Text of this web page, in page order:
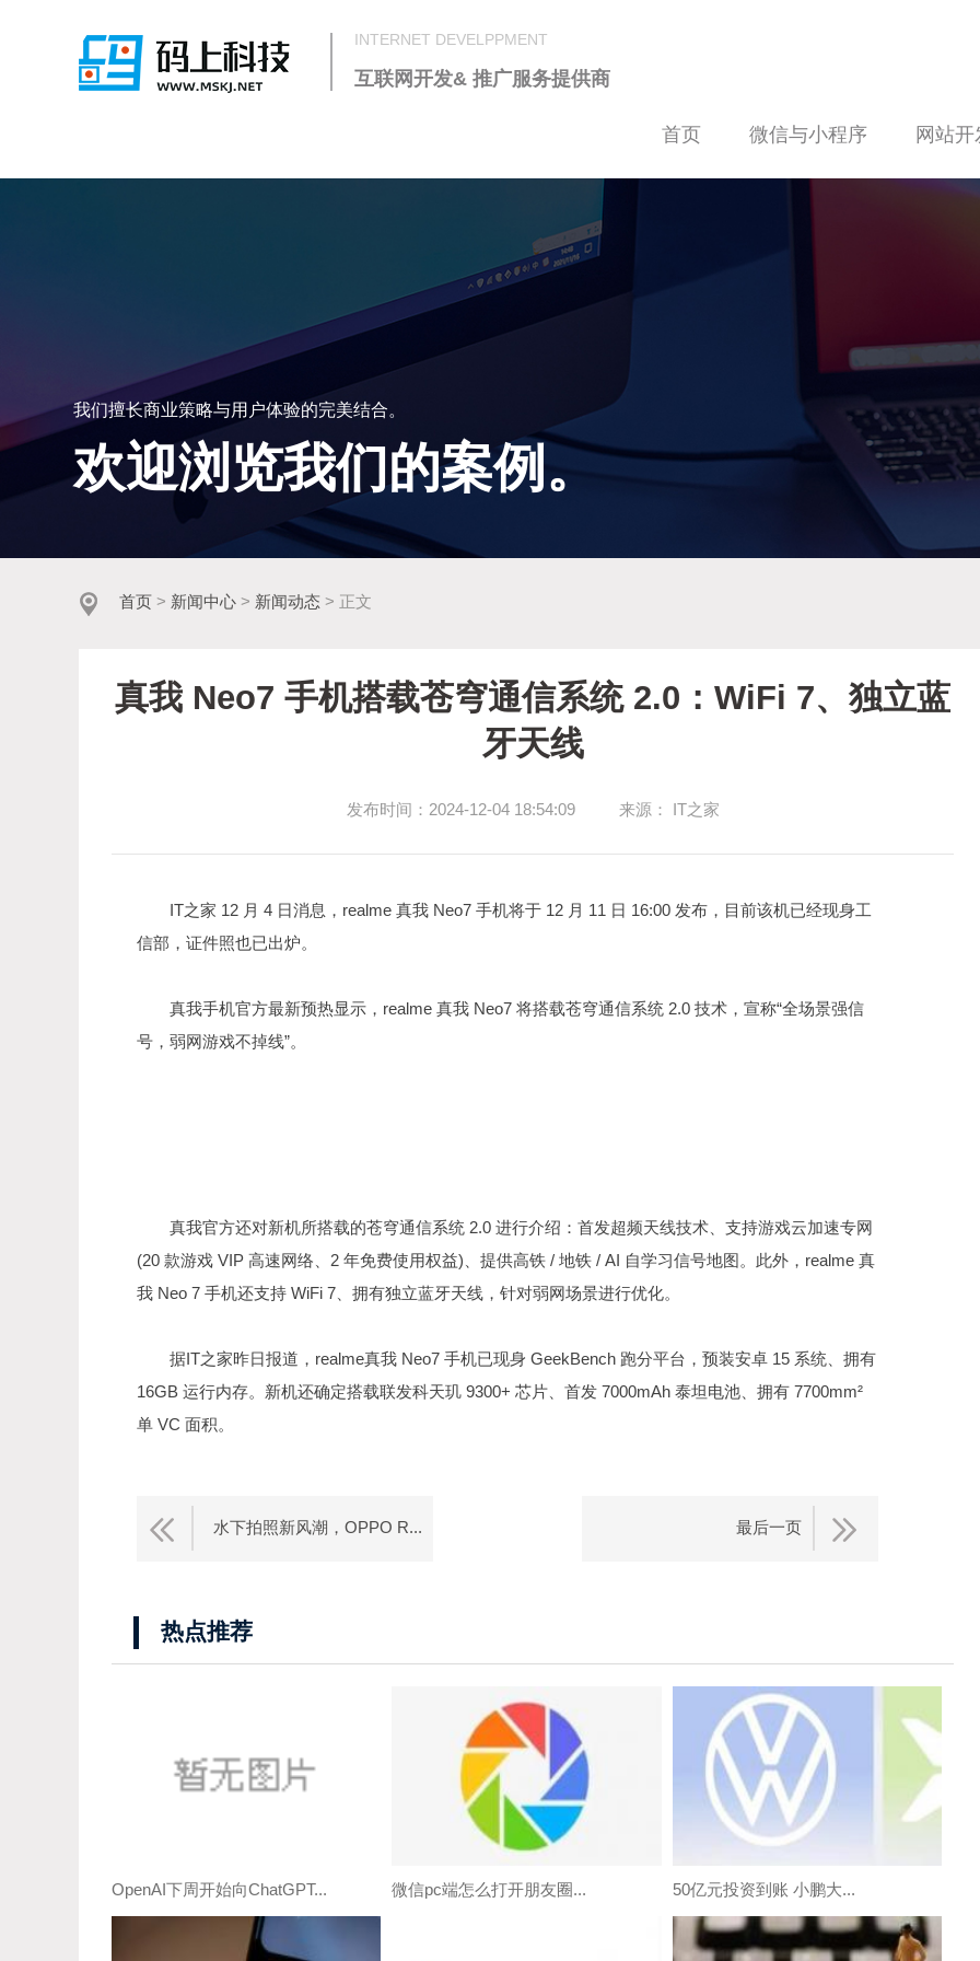
INTERNET DEVELPPMENT
互联网开发& 推广服务提供商
首页 微信与小程序 网站开
我们擅长商业策略与用户体验的完美结合。
欢迎浏览我们的案例。
首页 > 新闻中心 > 新闻动态 > 正文
真我 Neo7 手机搭载苍穹通信系统 2.0：WiFi 7、独立蓝
牙天线
发布时间：2024-12-04 18:54:09 来源： IT之家
IT之家 12 月 4 日消息，realme 真我 Neo7 手机将于 12 月 11 日 16:00 发布，目前该机已经现身工
信部，证件照也已出炉。
真我手机官方最新预热显示，realme 真我 Neo7 将搭载苍穹通信系统 2.0 技术，宣称“全场景强信
号，弱网游戏不掉线”。
真我官方还对新机所搭载的苍穹通信系统 2.0 进行介绍：首发超频天线技术、支持游戏云加速专网
(20 款游戏 VIP 高速网络、2 年免费使用权益)、提供高铁 / 地铁 / AI 自学习信号地图。此外，realme 真
我 Neo 7 手机还支持 WiFi 7、拥有独立蓝牙天线，针对弱网场景进行优化。
据IT之家昨日报道，realme真我 Neo7 手机已现身 GeekBench 跑分平台，预装安卓 15 系统、拥有
16GB 运行内存。新机还确定搭载联发科天玑 9300+ 芯片、首发 7000mAh 泰坦电池、拥有 7700mm²
单 VC 面积。
水下拍照新风潮，OPPO R... 最后一页
热点推荐
OpenAI下周开始向ChatGPT... 微信pc端怎么打开朋友圈... 50亿元投资到账 小鹏大...